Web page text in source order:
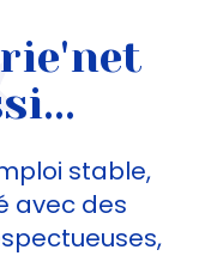
stable,
avec des